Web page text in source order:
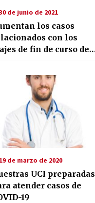
de junio de 2021
los casos
con los
de fin de curso de
de marzo de 2020
UCI preparadas
atender casos de
19